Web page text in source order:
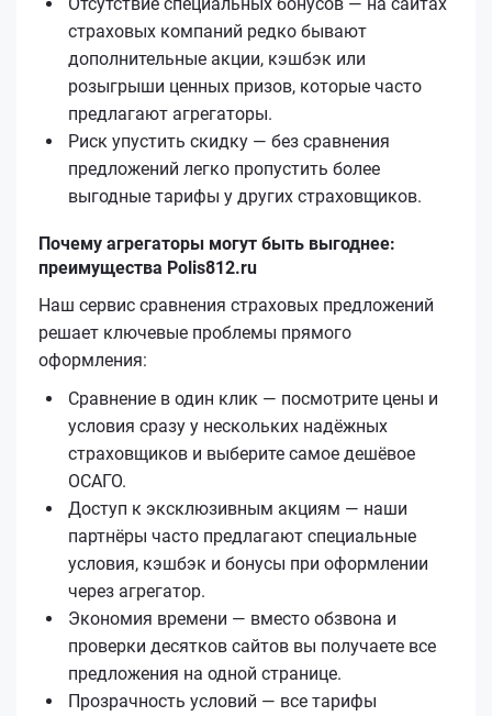
страховых компаний редко бывают
дополнительные акции, кэшбэк или
розыгрыши ценных призов, которые часто
предлагают агрегаторы.
Риск упустить скидку — без сравнения
предложений легко пропустить более
выгодные тарифы у других страховщиков.
Почему агрегаторы могут быть выгоднее:
преимущества Polis812.ru
Наш сервис сравнения страховых предложений
решает ключевые проблемы прямого
оформления:
Сравнение в один клик — посмотрите цены и
условия сразу у нескольких надёжных
страховщиков и выберите самое дешёвое
ОСАГО.
Доступ к эксклюзивным акциям — наши
партнёры часто предлагают специальные
условия, кэшбэк и бонусы при оформлении
через агрегатор.
Экономия времени — вместо обзвона и
проверки десятков сайтов вы получаете все
предложения на одной странице.
Прозрачность условий — все тарифы